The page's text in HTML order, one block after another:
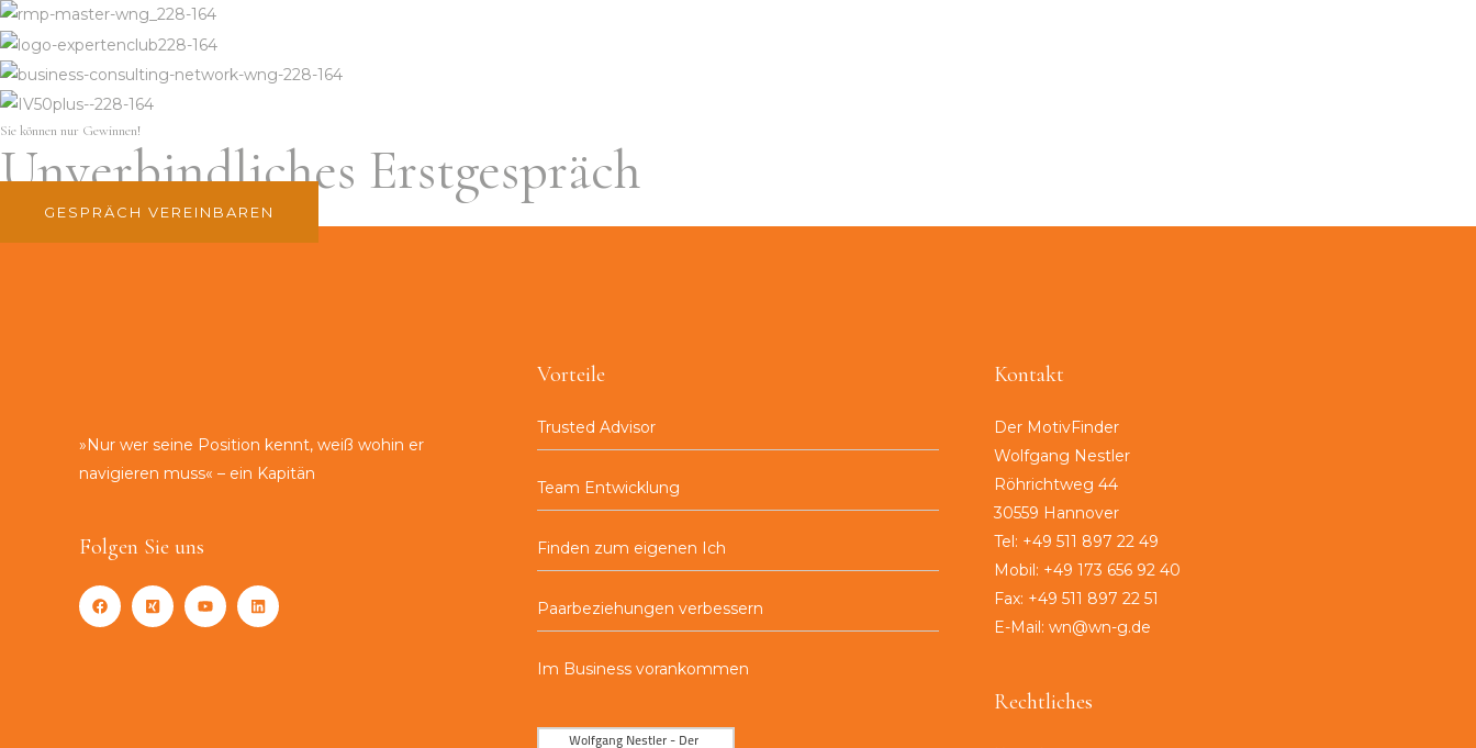
Sie können nur Gewinnen!
Unverbindliches Erstgespräch
GESPRÄCH VEREINBAREN
»Nur wer seine Position kennt, weiß wohin er
navigieren muss« – ein Kapitän
Folgen Sie uns
Vorteile
Trusted Advisor
Team Entwicklung
Finden zum eigenen Ich
Paarbeziehungen verbessern
Im Business vorankommen
Kontakt
Der MotivFinder
Wolfgang Nestler
Röhrichtweg 44
30559 Hannover
Tel: +49 511 897 22 49
Mobil: +49 173 656 92 40
Fax: +49 511 897 22 51
E-Mail: wn@wn-g.de
Rechtliches